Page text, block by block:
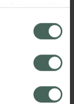
Samtycke till
påverkar inte
återkallelsen.
Visa
och på
uppdrag att